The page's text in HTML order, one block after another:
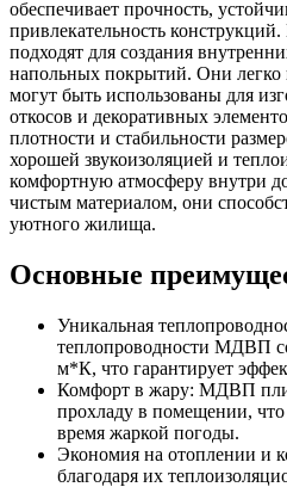
обеспечивает прочность,
привлекательность
подходят для создания
напольных покрытий. Они легко
могут быть использованы для
откосов и декоративных
плотности и стабильности
хорошей звукоизоляцией и
комфортную атмосферу внутри
чистым материалом, они
уютного жилища.
Основные
Уникальная
теплопроводности МДВП
м*К, что гарантирует
Комфорт в жару: МДВП
прохладу в помещении,
время жаркой погоды.
Экономия на отоплении и
благодаря их